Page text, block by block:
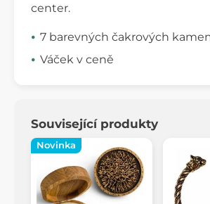
center.
7 barevných čakrových
Váček v ceně
Související produkty
Novinka